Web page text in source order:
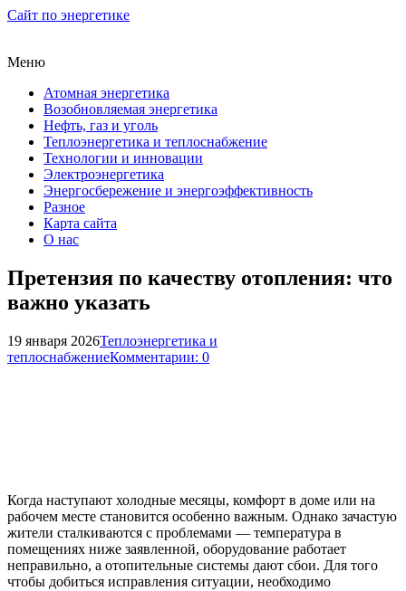
Сайт по энергетике
Меню
Атомная энергетика
Возобновляемая энергетика
Нефть, газ и уголь
Теплоэнергетика и теплоснабжение
Технологии и инновации
Электроэнергетика
Энергосбережение и энергоэффективность
Разное
Карта сайта
О нас
Претензия по качеству отопления: что
важно указать
19 января 2026Теплоэнергетика и
теплоснабжениеКомментарии: 0
Когда наступают холодные месяцы, комфорт в доме или на
рабочем месте становится особенно важным. Однако зачастую
жители сталкиваются с проблемами — температура в
помещениях ниже заявленной, оборудование работает
неправильно, а отопительные системы дают сбои. Для того
чтобы добиться исправления ситуации, необходимо